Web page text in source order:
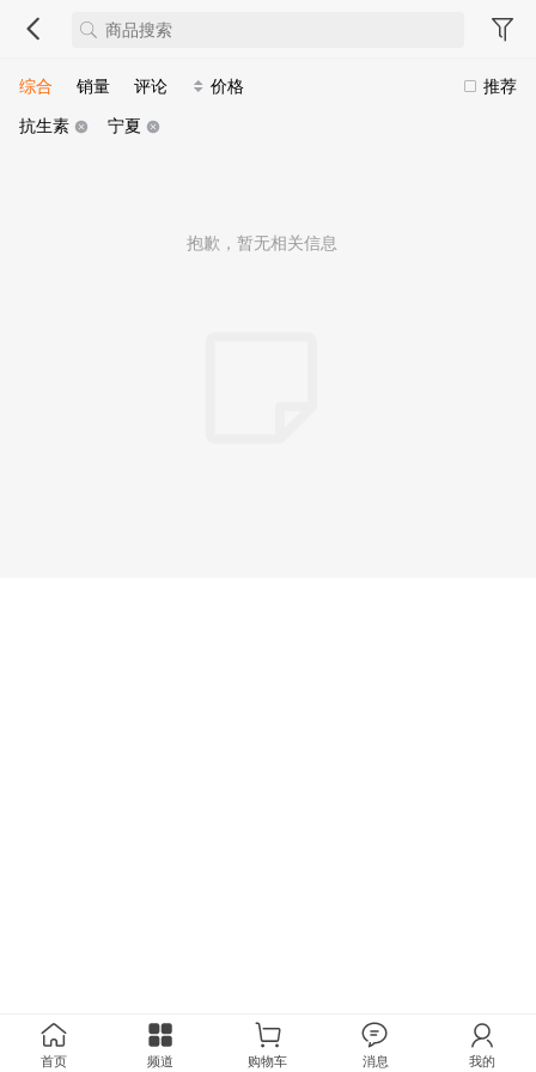
推荐
综合 销量 评论
价格
抗生素
宁夏
抱歉，暂无相关信息
首页 频道 购物车 消息 我的